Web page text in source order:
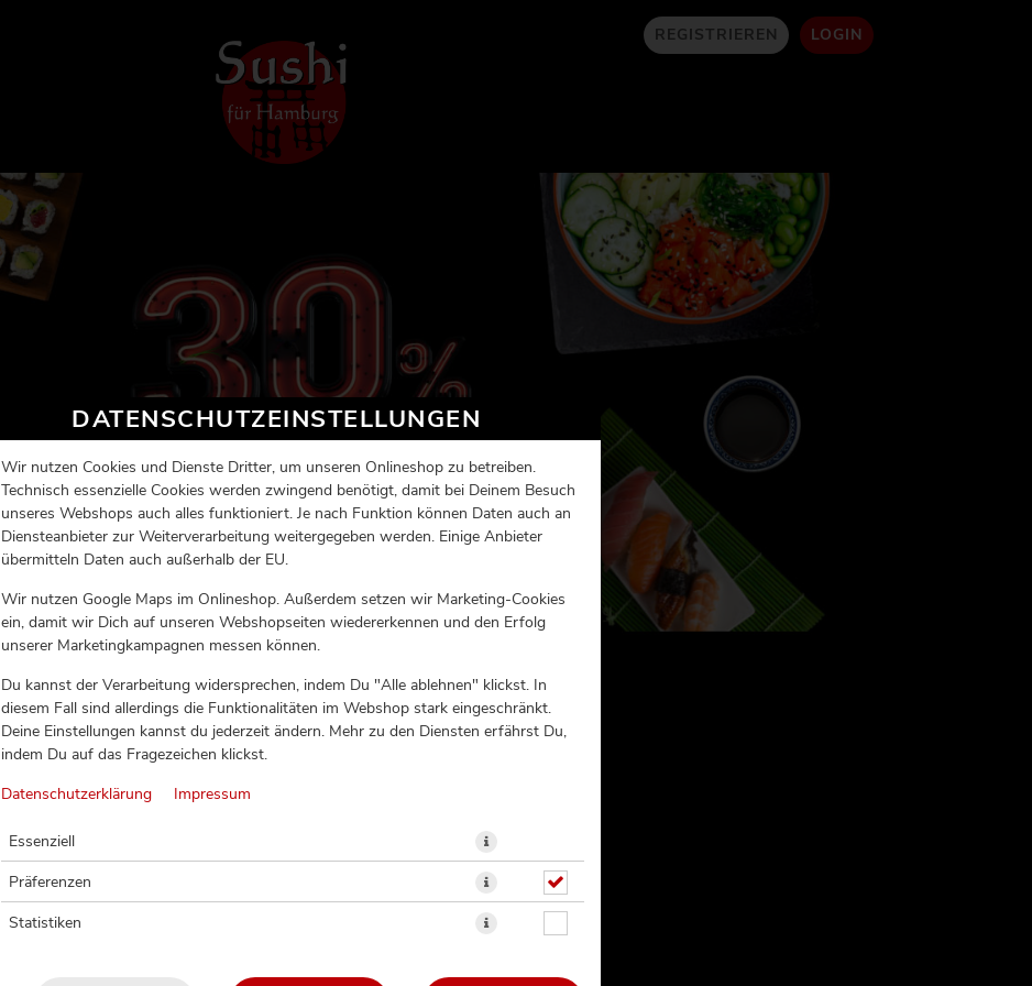
DATENSCHUTZEINSTELLUNGEN
Wir nutzen Cookies und Dienste Dritter, um unseren Onlineshop zu betreiben.
Technisch essenzielle Cookies werden zwingend benötigt, damit bei Deinem Besuch
unseres Webshops auch alles funktioniert. Je nach Funktion können Daten auch an
Diensteanbieter zur Weiterverarbeitung weitergegeben werden. Einige Anbieter
übermitteln Daten auch außerhalb der EU.
Wir nutzen Google Maps im Onlineshop. Außerdem setzen wir Marketing-Cookies
ein, damit wir Dich auf unseren Webshopseiten wiedererkennen und den Erfolg
unserer Marketingkampagnen messen können.
Du kannst der Verarbeitung widersprechen, indem Du "Alle ablehnen" klickst. In
diesem Fall sind allerdings die Funktionalitäten im Webshop stark eingeschränkt.
Deine Einstellungen kannst du jederzeit ändern. Mehr zu den Diensten erfährst Du,
indem Du auf das Fragezeichen klickst.
Datenschutzerklärung Impressum
Essenziell
Präferenzen
Statistiken
REGISTRIEREN LOGIN
CALIFORNIA CRISPY CHICKEN (88A)